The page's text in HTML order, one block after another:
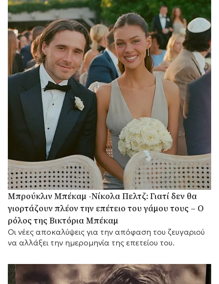
Μπρούκλιν Μπέκαμ -Νίκολα Πελτζ: Γιατί δεν θα
γιορτάζουν πλέον την επέτειο του γάμου τους – Ο
ρόλος της Βικτόρια Μπέκαμ
Οι νέες αποκαλύψεις για την απόφαση του ζευγαριού
να αλλάξει την ημερομηνία της επετείου του.